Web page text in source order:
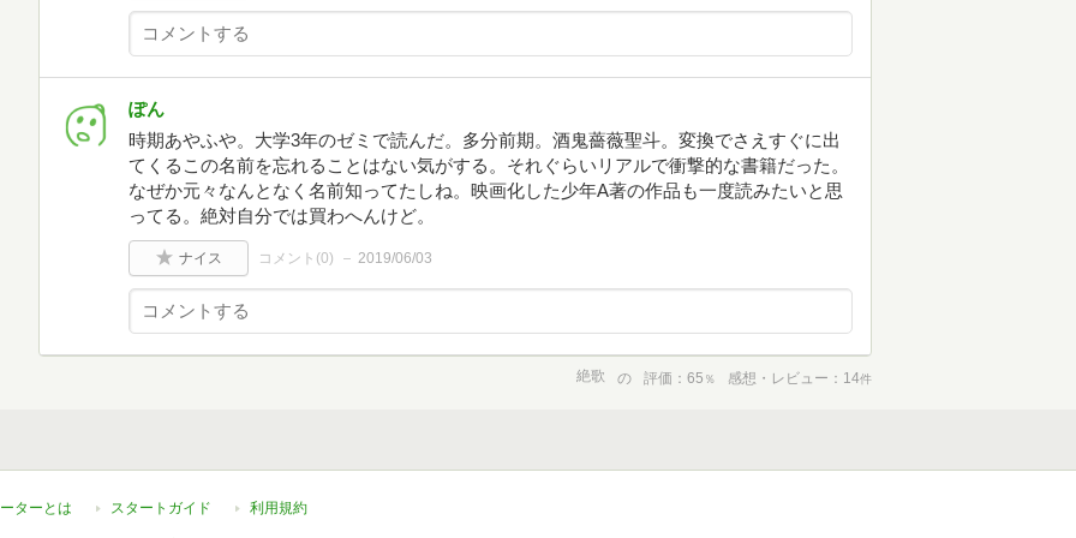
ぽん
時期あやふや。大学3年のゼミで読んだ。多分前期。酒鬼薔薇聖斗。変換でさえすぐに出
てくるこの名前を忘れることはない気がする。それぐらいリアルで衝撃的な書籍だった。
なぜか元々なんとなく名前知ってたしね。映画化した少年A著の作品も一度読みたいと思
ってる。絶対自分では買わへんけど。
ナイス コメント(0) 2019/06/03
絶歌 の 評価 65 ％ 感想・レビュー 14件
ターとは スタートガイド 利用規約